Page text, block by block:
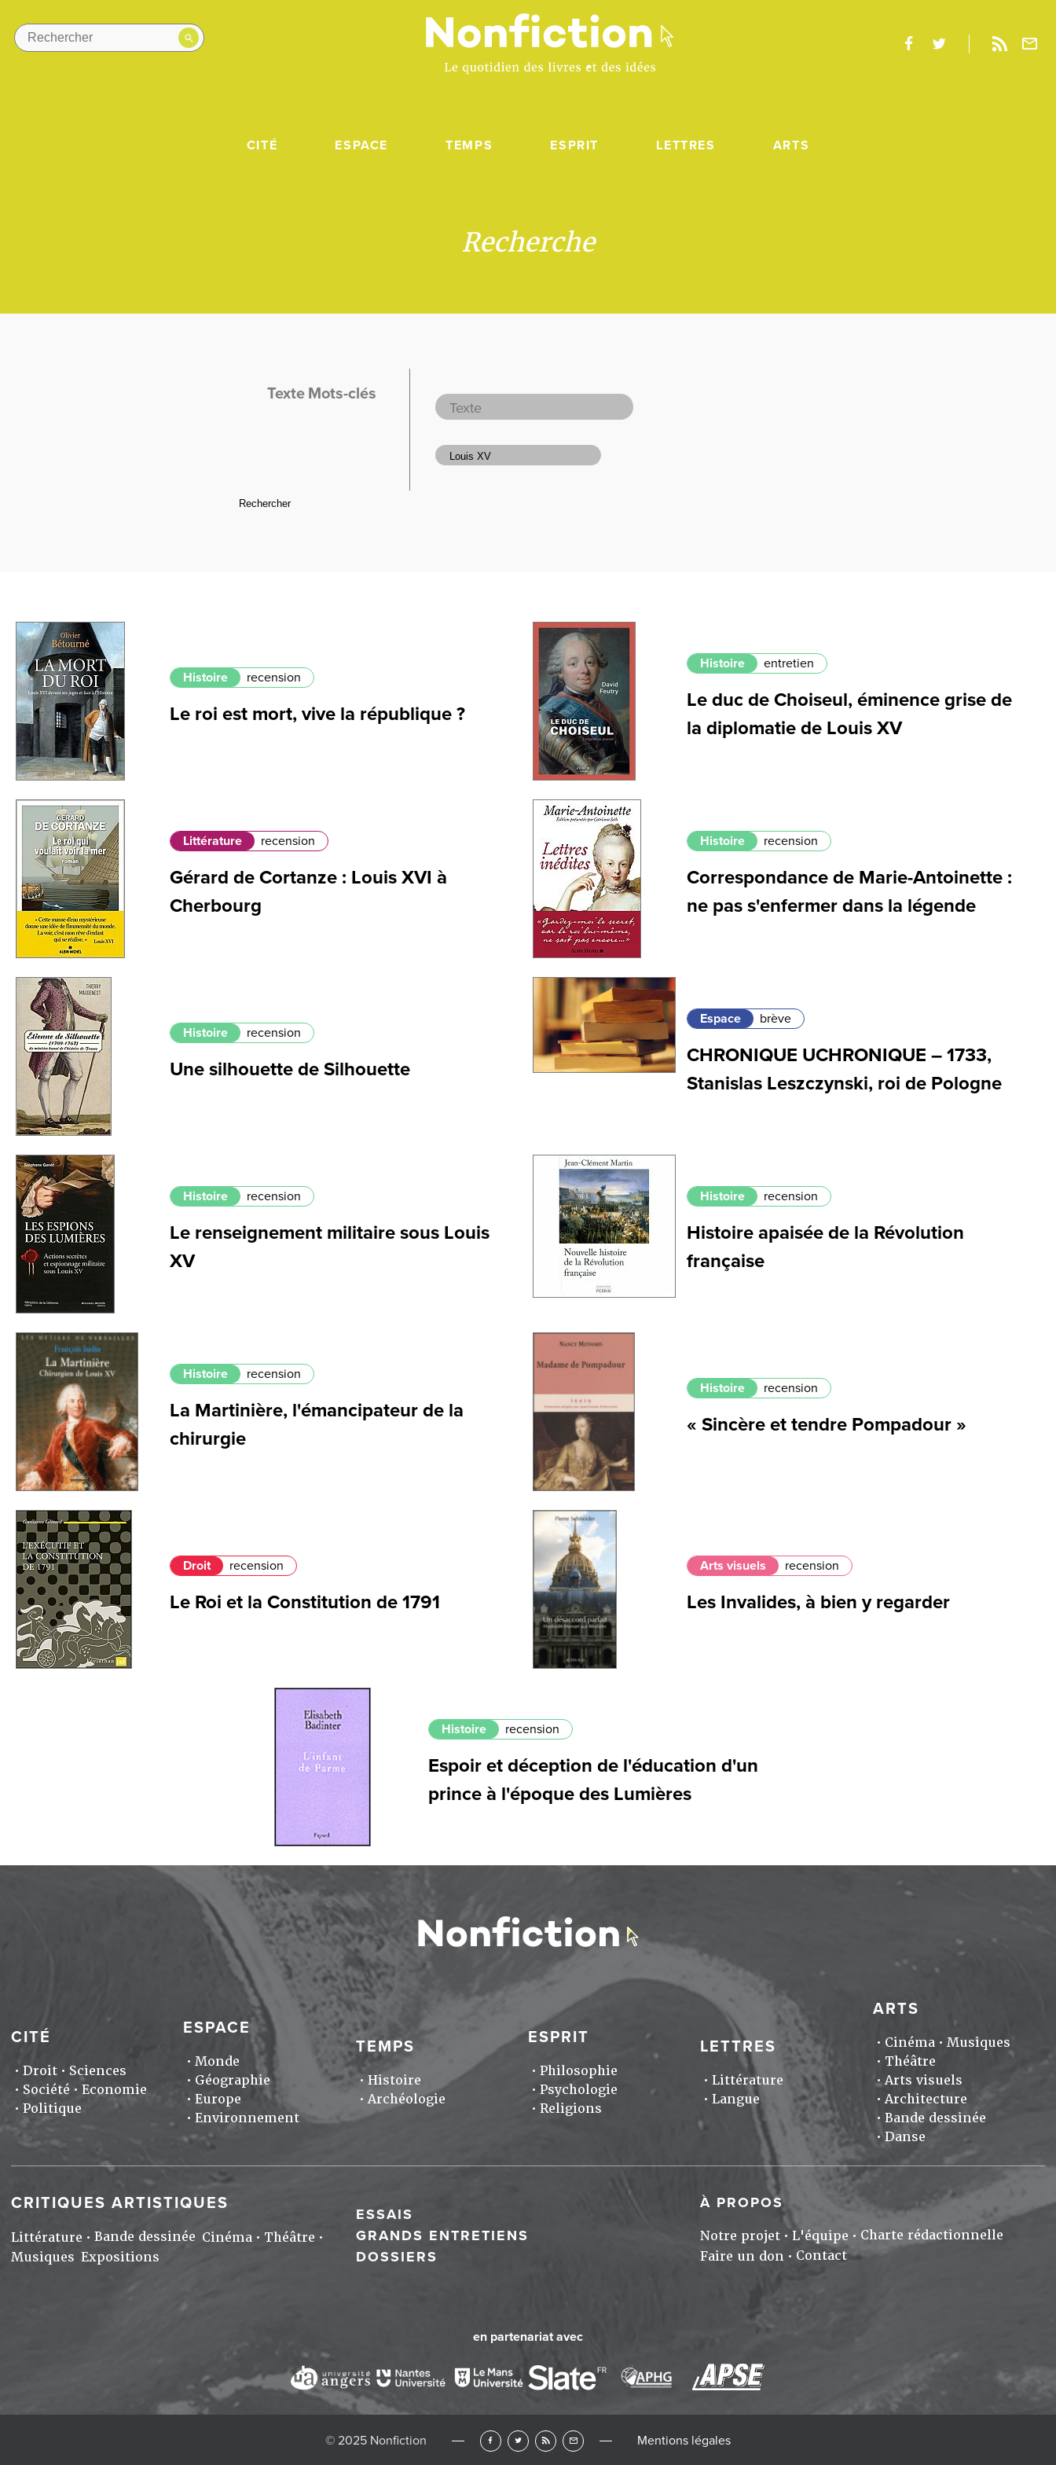
CITÉ ESPACE TEMPS ESPRIT LETTRES ARTS
Recherche
Texte Mots-clés
Histoire recension
Le roi est mort, vive la république ?
Histoire entretien
Le duc de Choiseul, éminence grise de
la diplomatie de Louis XV
Littérature recension
Gérard de Cortanze : Louis XVI à
Cherbourg
Histoire recension
Correspondance de Marie-Antoinette :
ne pas s'enfermer dans la légende
Histoire recension
Une silhouette de Silhouette
Espace brève
CHRONIQUE UCHRONIQUE – 1733,
Stanislas Leszczynski, roi de Pologne
Histoire recension
Le renseignement militaire sous Louis
XV
Histoire recension
Histoire apaisée de la Révolution
française
Histoire recension
La Martinière, l'émancipateur de la
chirurgie
Histoire recension
« Sincère et tendre Pompadour »
Droit recension
Le Roi et la Constitution de 1791
Arts visuels recension
Les Invalides, à bien y regarder
Histoire recension
Espoir et déception de l'éducation d'un
prince à l'époque des Lumières
CITÉ
Droit
Sciences
Société
Economie
Politique
ESPACE
Monde
Géographie
Europe
Environnement
TEMPS
Histoire
Archéologie
ESPRIT
Philosophie
Psychologie
Religions
LETTRES
Littérature
Langue
ARTS
Cinéma
Musiques
Théâtre
Arts visuels
Architecture
Bande dessinée
Danse
CRITIQUES ARTISTIQUES
Littérature Bande dessinée Cinéma
Théâtre
Musiques Expositions
ESSAIS
GRANDS ENTRETIENS
DOSSIERS
À PROPOS
Notre projet L'équipe
Charte rédactionnelle
Faire un don
Contact
en partenariat avec
© 2025 Nonfiction Mentions légales